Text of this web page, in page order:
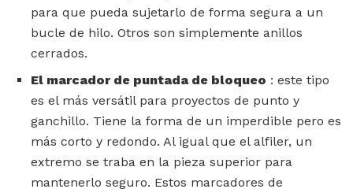
para que pueda sujetarlo de forma segura a un
bucle de hilo. Otros son simplemente anillos
cerrados.
El marcador de puntada de bloqueo : este tipo
es el más versátil para proyectos de punto y
ganchillo. Tiene la forma de un imperdible pero es
más corto y redondo. Al igual que el alfiler, un
extremo se traba en la pieza superior para
mantenerlo seguro. Estos marcadores de